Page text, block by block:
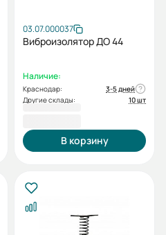
03.07.000037
Виброизолятор ДО 44
Наличие:
Краснодар:
3-5 дней
Другие склады:
10 шт
В корзину